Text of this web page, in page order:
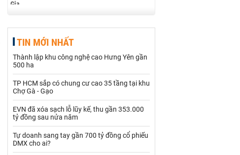
Hạt điều
Khí đốt
Kim loại khác Mắc ca
Muối Ngũ cốc
Nhựa - Hạt nhựa
Palladium Phân bón
TIN MỚI NHẤT
Thành lập khu công nghệ cao Hưng Yên gần
500 ha
TP HCM sắp có chung cư cao 35 tầng tại khu
Chợ Gà - Gạo
EVN đã xóa sạch lỗ lũy kế, thu gần 353.000
tỷ đồng sau nửa năm
Tự doanh sang tay gần 700 tỷ đồng cổ phiếu
DMX cho ai?